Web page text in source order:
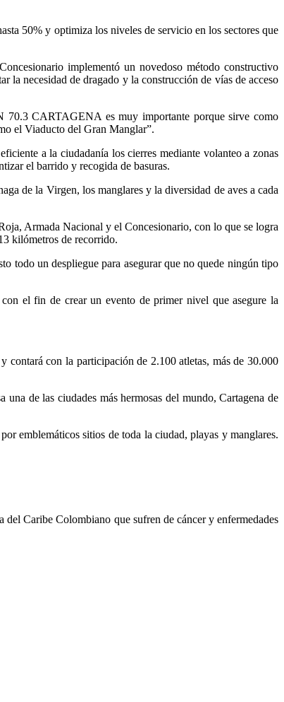
50% y optimiza los niveles de servicio en los sectores que
implementó un novedoso método constructivo
la necesidad de dragado y la construcción de vías de acceso
CARTAGENA es muy importante porque sirve como
el Viaducto del Gran Manglar”.
a la ciudadanía los cierres mediante volanteo a zonas
el barrido y recogida de basuras.
de la Virgen, los manglares y la diversidad de aves a cada
Armada Nacional y el Concesionario, con lo que se logra
kilómetros de recorrido.
todo un despliegue para asegurar que no quede ningún tipo
el fin de crear un evento de primer nivel que asegure la
con la participación de 2.100 atletas, más de 30.000
de las ciudades más hermosas del mundo, Cartagena de
emblemáticos sitios de toda la ciudad, playas y manglares.
Caribe Colombiano que sufren de cáncer y enfermedades